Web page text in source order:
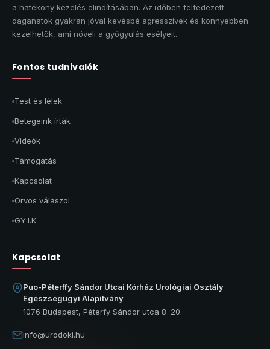
a hatékony kezelés elindításában. Az időben felfedezett
daganatok gyakran jóval kevésbé agresszívek és könnyebben
kezelhetők, ami növeli a gyógyulás esélyeit.
Fontos tudnivalók
Test és lélek
Betegeink írták
Videók
Támogatás
Kapcsolat
Orvos válaszol
GY.I.K
Kapcsolat
Puo-Péterffy Sándor Utcai Kórház Urológiai Osztály
Egészségügyi Alapítvány
1076 Budapest, Péterfy Sándor utca 8–20.
info@urodoki.hu